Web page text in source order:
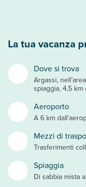
Dove si trova
Argassi,
spiaggia, 4,5 km
Aeroporto
A 6 km
Mezzi di
Trasferimenti
Spiaggia
Di sabbia mista
La tua vacanza